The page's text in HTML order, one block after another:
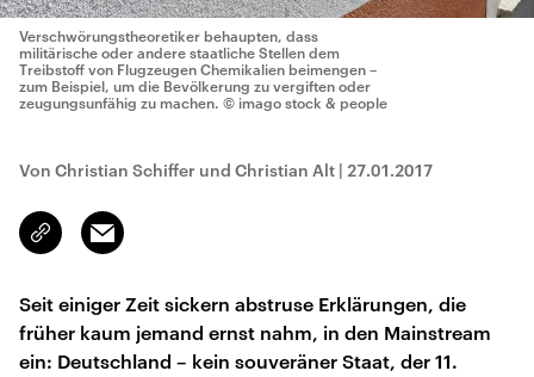
Verschwörungstheoretiker behaupten, dass
militärische oder andere staatliche Stellen dem
Treibstoff von Flugzeugen Chemikalien beimengen –
zum Beispiel, um die Bevölkerung zu vergiften oder
zeugungsunfähig zu machen. © imago stock & people
Von Christian Schiffer und Christian Alt | 27.01.2017
Link
kopieren/teilen
Email
Seit einiger Zeit sickern abstruse Erklärungen, die
früher kaum jemand ernst nahm, in den Mainstream
ein: Deutschland – kein souveräner Staat, der 11.